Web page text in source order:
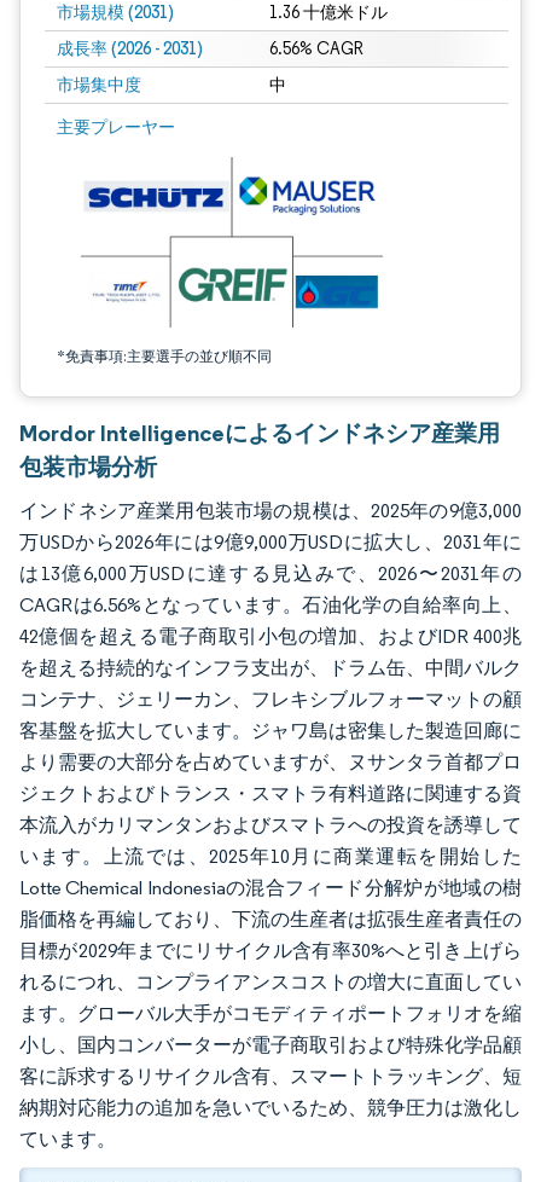
市場規模 (2031) 1.36 十億米ドル
成長率 (2026 - 2031) 6.56% CAGR
市場集中度 中
主要プレーヤー
*免責事項:主要選手の並び順不同
画像 © Mordor Intelligence。再利用にはCC BY 4.0の表示が必要です。
Mordor Intelligenceによるインドネシア産業用
包装市場分析
インドネシア産業用包装市場の規模は、2025年の9億3,000
万USDから2026年には9億9,000万USDに拡大し、2031年に
は13億6,000万USDに達する見込みで、2026〜2031年の
CAGRは6.56%となっています。石油化学の自給率向上、
42億個を超える電子商取引小包の増加、およびIDR 400兆
を超える持続的なインフラ支出が、ドラム缶、中間バルク
コンテナ、ジェリーカン、フレキシブルフォーマットの顧
客基盤を拡大しています。ジャワ島は密集した製造回廊に
より需要の大部分を占めていますが、ヌサンタラ首都プロ
ジェクトおよびトランス・スマトラ有料道路に関連する資
本流入がカリマンタンおよびスマトラへの投資を誘導して
います。上流では、2025年10月に商業運転を開始した
Lotte Chemical Indonesiaの混合フィード分解炉が地域の樹
脂価格を再編しており、下流の生産者は拡張生産者責任の
目標が2029年までにリサイクル含有率30%へと引き上げら
れるにつれ、コンプライアンスコストの増大に直面してい
ます。グローバル大手がコモディティポートフォリオを縮
小し、国内コンバーターが電子商取引および特殊化学品顧
客に訴求するリサイクル含有、スマートトラッキング、短
納期対応能力の追加を急いでいるため、競争圧力は激化し
ています。